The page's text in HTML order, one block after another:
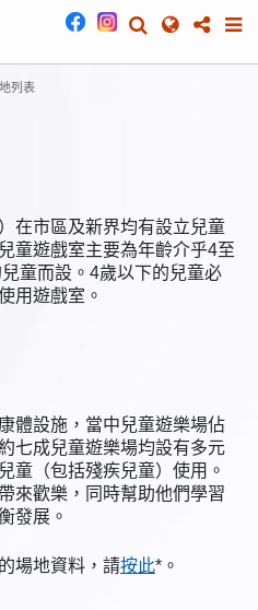
列表
在市區及新界均有設立兒童
童遊戲室主要為年齡介乎4至
童而設。4歲以下的兒童必
用遊戲室。
體設施，當中兒童遊樂場佔
七成兒童遊樂場均設有多元
童（包括殘疾兒童）使用。
來歡樂，同時幫助他們學習
發展。
場地資料，請按此*。